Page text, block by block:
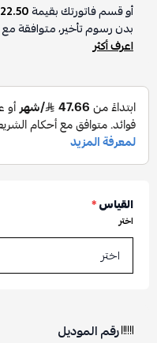
أو قسم فاتورتك بقيمة122.50
بدون رسوم تأخير، متوافقة
اعرف أكثر
القياس*
اختر
رقم الموديل